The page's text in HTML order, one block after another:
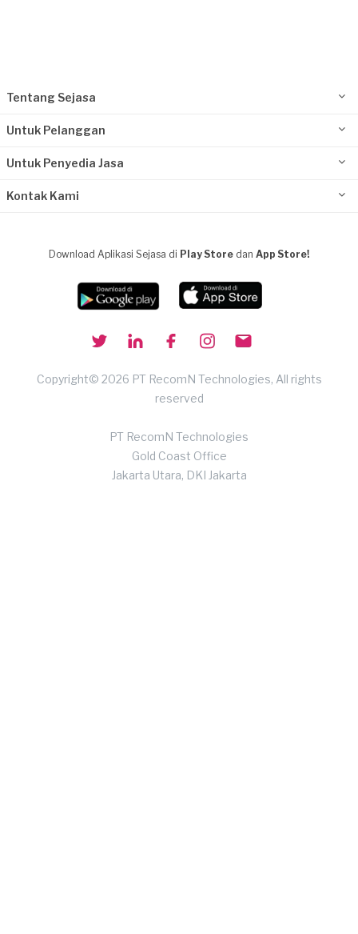
Tentang Sejasa
Untuk Pelanggan
Untuk Penyedia Jasa
Kontak Kami
Download Aplikasi Sejasa di Play Store dan App Store!
Copyright© 2026 PT RecomN Technologies, All rights
reserved
PT RecomN Technologies
Gold Coast Office
Jakarta Utara, DKI Jakarta